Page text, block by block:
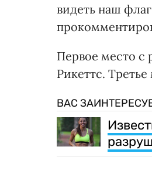
видеть наш
Первое место с
Рикеттс.
ВАС